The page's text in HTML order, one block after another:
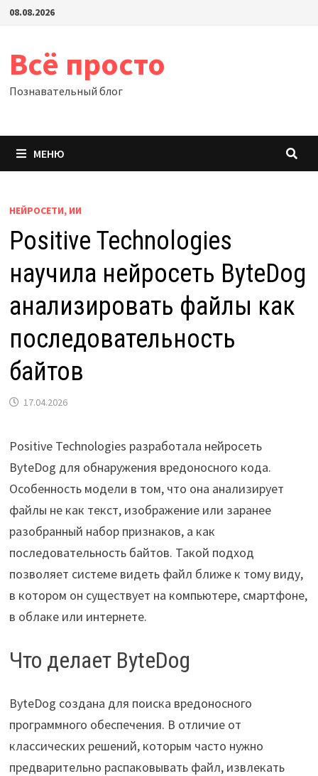
Перейти
08.08.2026
Всё просто
Познавательный блог
МЕНЮ
НЕЙРОСЕТИ, ИИ
Positive Technologies
научила нейросеть ByteDog
анализировать файлы как
последовательность
байтов
17.04.2026
Positive Technologies разработала нейросеть
ByteDog для обнаружения вредоносного кода.
Особенность модели в том, что она анализирует
файлы не как текст, изображение или заранее
разобранный набор признаков, а как
последовательность байтов. Такой подход
позволяет системе видеть файл ближе к тому виду,
в котором он существует на компьютере, смартфоне,
в облаке или интернете.
Что делает ByteDog
ByteDog создана для поиска вредоносного
программного обеспечения. В отличие от
классических решений, которым часто нужно
предварительно распаковывать файл, извлекать